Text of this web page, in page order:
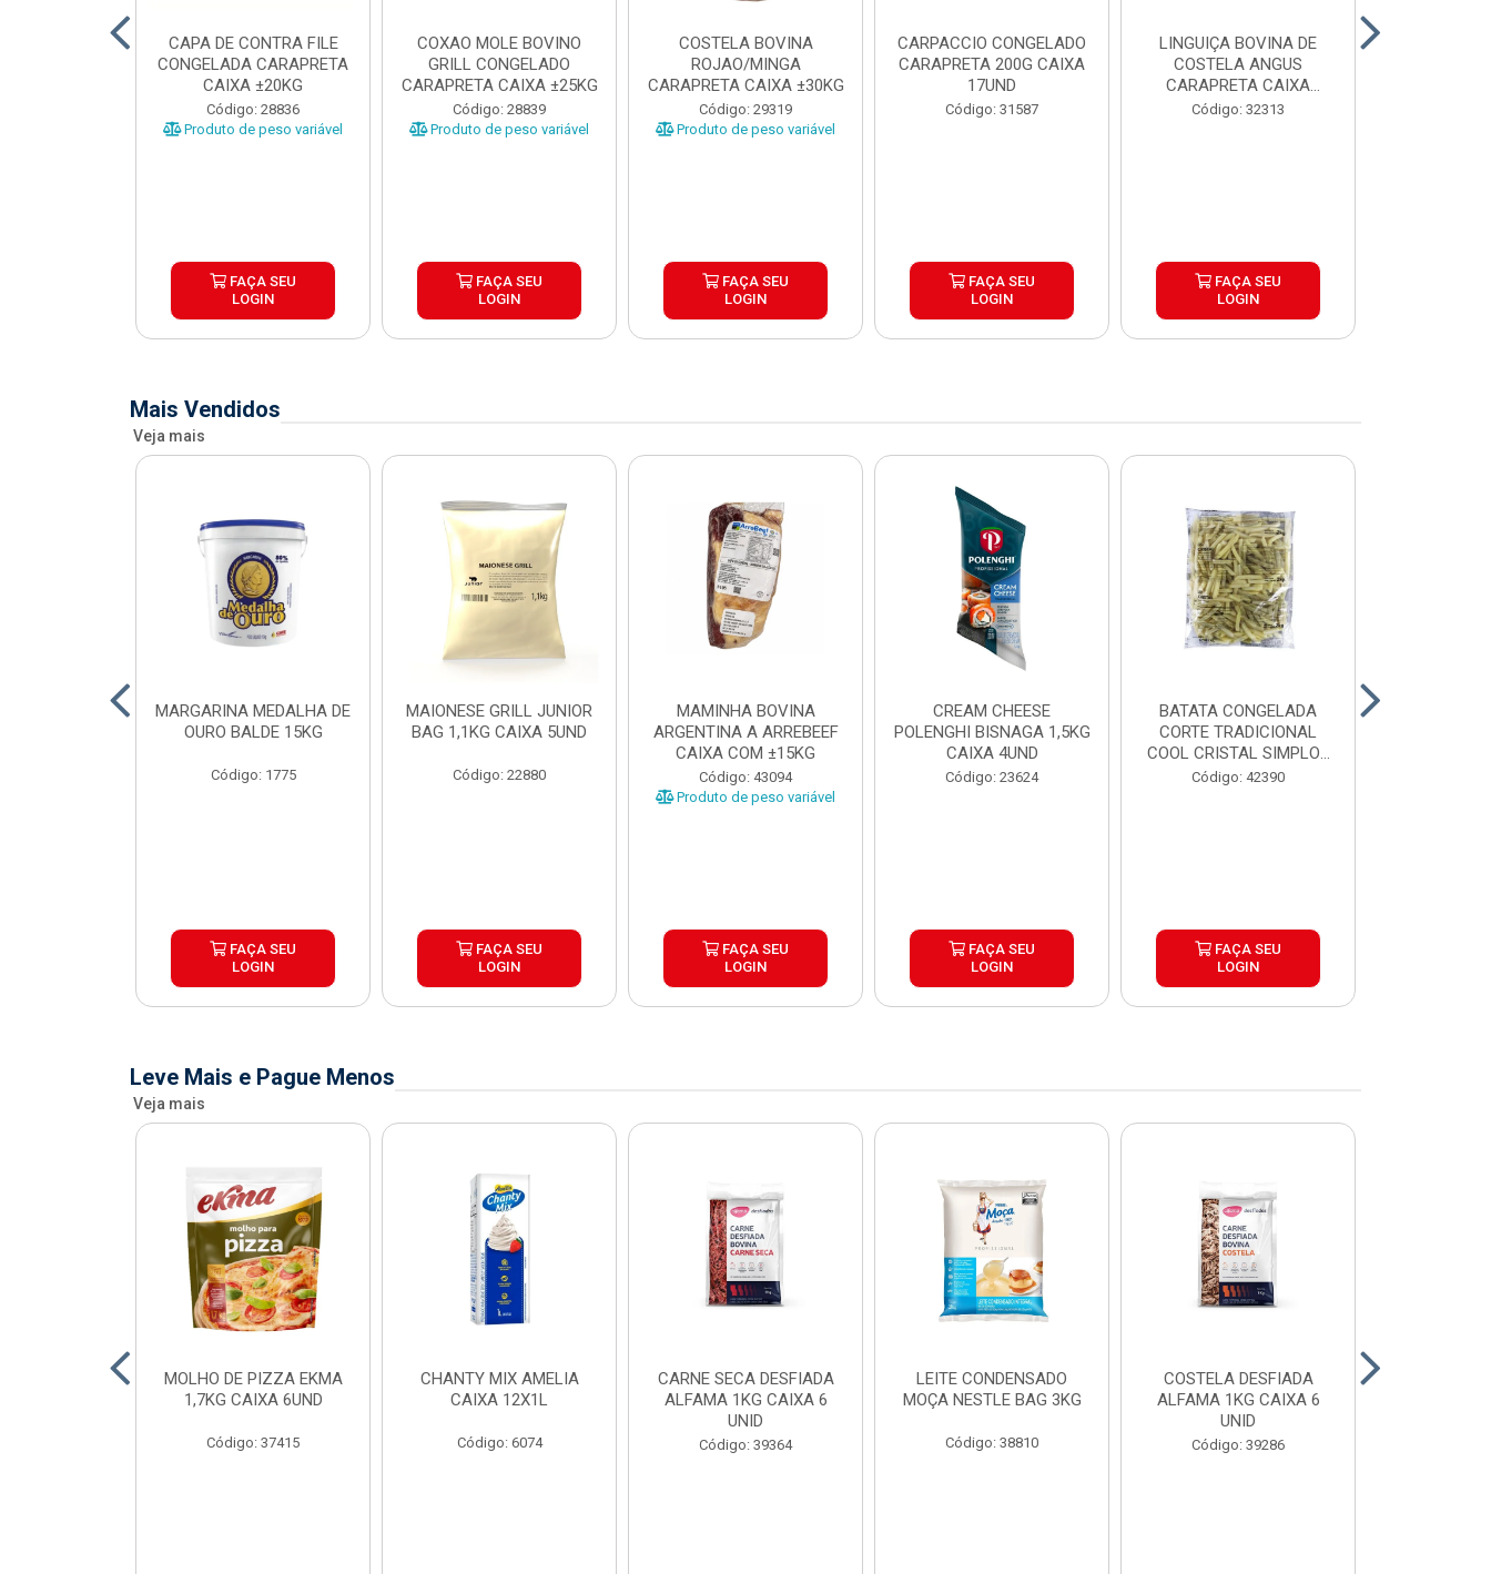
CAPA DE CONTRA FILE
CONGELADA CARAPRETA
CAIXA ±20KG
Código: 28836
Produto de peso variável
FAÇA SEU
LOGIN
COXAO MOLE BOVINO
GRILL CONGELADO
CARAPRETA CAIXA ±25KG
Código: 28839
Produto de peso variável
FAÇA SEU
LOGIN
COSTELA BOVINA
ROJAO/MINGA
CARAPRETA CAIXA ±30KG
Código: 29319
Produto de peso variável
FAÇA SEU
LOGIN
CARPACCIO CONGELADO
CARAPRETA 200G CAIXA
17UND
Código: 31587
FAÇA SEU
LOGIN
LINGUIÇA BOVINA DE
COSTELA ANGUS
CARAPRETA CAIXA
24X300G
Código: 32313
FAÇA SEU
LOGIN
Mais Vendidos
Veja mais
MARGARINA MEDALHA DE
OURO BALDE 15KG
Código: 1775
FAÇA SEU
LOGIN
MAIONESE GRILL JUNIOR
BAG 1,1KG CAIXA 5UND
Código: 22880
FAÇA SEU
LOGIN
MAMINHA BOVINA
ARGENTINA A ARREBEEF
CAIXA COM ±15KG
Código: 43094
Produto de peso variável
FAÇA SEU
LOGIN
CREAM CHEESE
POLENGHI BISNAGA 1,5KG
CAIXA 4UND
Código: 23624
FAÇA SEU
LOGIN
BATATA CONGELADA
CORTE TRADICIONAL
COOL CRISTAL SIMPLOT
CAIX...
Código: 42390
FAÇA SEU
LOGIN
Leve Mais e Pague Menos
Veja mais
MOLHO DE PIZZA EKMA
1,7KG CAIXA 6UND
Código: 37415
CHANTY MIX AMELIA
CAIXA 12X1L
Código: 6074
CARNE SECA DESFIADA
ALFAMA 1KG CAIXA 6
UNID
Código: 39364
LEITE CONDENSADO
MOÇA NESTLE BAG 3KG
Código: 38810
COSTELA DESFIADA
ALFAMA 1KG CAIXA 6
UNID
Código: 39286